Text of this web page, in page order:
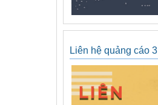
Liên hệ quảng cáo 3